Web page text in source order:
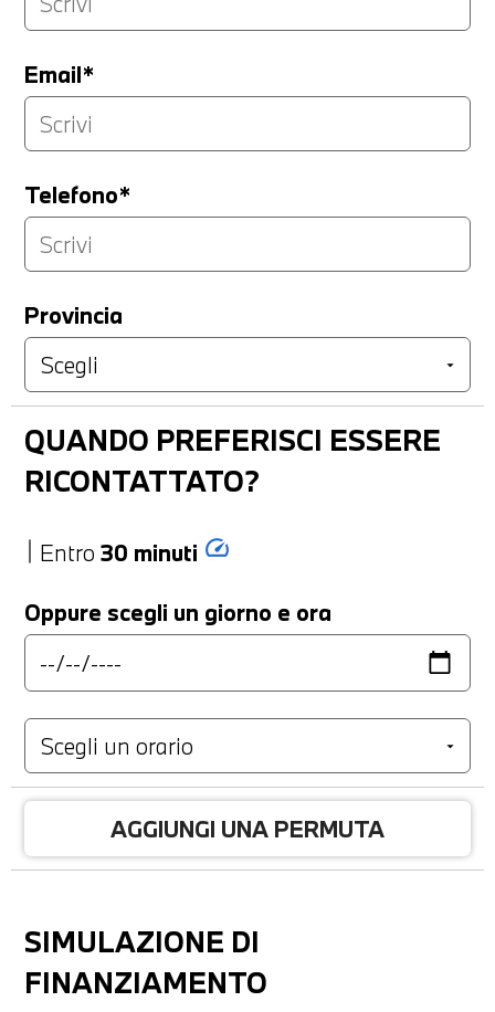
Email*
Telefono*
Provincia
QUANDO PREFERISCI ESSERE
RICONTATTATO?
Entro 30 minuti speed
Oppure scegli un giorno e ora
AGGIUNGI UNA PERMUTA
SIMULAZIONE DI
FINANZIAMENTO